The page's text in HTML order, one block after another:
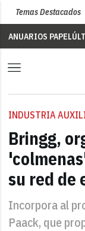
Temas Destacados
ANUARIOS PAPEL
INDUSTRIA
Bringg,
su red de
Incorpora al
Paack, que